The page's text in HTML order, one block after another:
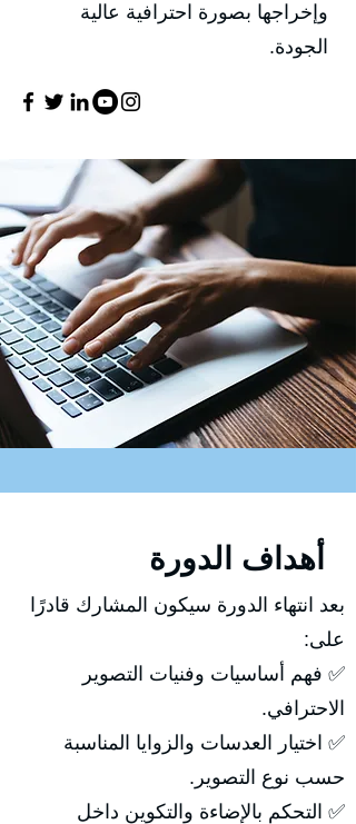
وإخراجها بصورة احترافية عالية
الجودة.
بعد انتهاء الدورة سيكون المشارك قادرًا
على:
✅ فهم أساسيات وفنيات التصوير
الاحترافي.
✅ اختيار العدسات والزوايا المناسبة
حسب نوع التصوير.
✅ التحكم بالإضاءة والتكوين داخل